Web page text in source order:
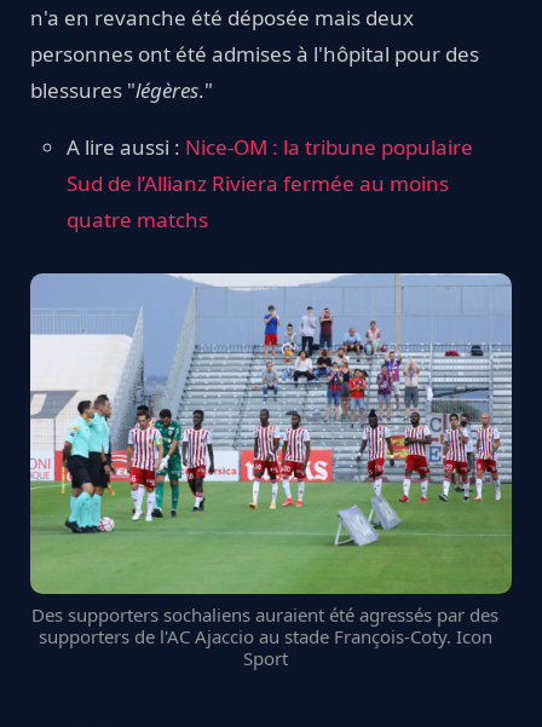
n'a en revanche été déposée mais deux
personnes ont été admises à l'hôpital pour des
blessures "légères."
A lire aussi : Nice-OM : la tribune populaire
Sud de l’Allianz Riviera fermée au moins
quatre matchs
Des supporters sochaliens auraient été agressés par des
supporters de l'AC Ajaccio au stade François-Coty. Icon
Sport